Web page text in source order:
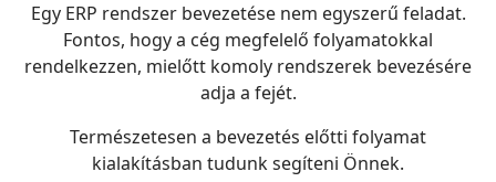
Egy ERP rendszer bevezetése nem egyszerű feladat.
Fontos, hogy a cég megfelelő folyamatokkal
rendelkezzen, mielőtt komoly rendszerek bevezésére
adja a fejét.
Természetesen a bevezetés előtti folyamat
kialakításban tudunk segíteni Önnek.